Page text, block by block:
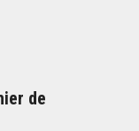
de